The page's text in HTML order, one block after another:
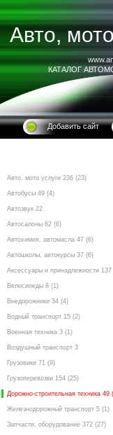
Авто,
КАТАЛОГ
Добавить сайт
Авто, мото услуги 236 (23)
Автобусы 49 (4)
Автозвук 22
Автосалоны 62 (6)
Автохимия, автомасла 47 (6)
Автошколы, автокурсы 37 (6)
Аксессуары и принадлежности 137
Велосипеды 8 (1)
Внедорожники 34 (4)
Водный транспорт 15 (2)
Военная техника 3 (1)
Воздушный транспорт 3
Грузовики 71 (9)
Грузоперевозки 154 (25)
Дорожно-строительная техника 49
Железнодорожный транспорт 5 (1)
Запчасти, оборудование 372 (27)